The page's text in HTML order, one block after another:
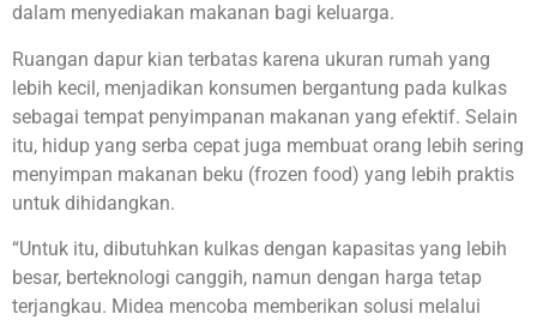
dalam menyediakan makanan bagi keluarga.
Ruangan dapur kian terbatas karena ukuran rumah yang
lebih kecil, menjadikan konsumen bergantung pada kulkas
sebagai tempat penyimpanan makanan yang efektif. Selain
itu, hidup yang serba cepat juga membuat orang lebih sering
menyimpan makanan beku (frozen food) yang lebih praktis
untuk dihidangkan.
“Untuk itu, dibutuhkan kulkas dengan kapasitas yang lebih
besar, berteknologi canggih, namun dengan harga tetap
terjangkau. Midea mencoba memberikan solusi melalui